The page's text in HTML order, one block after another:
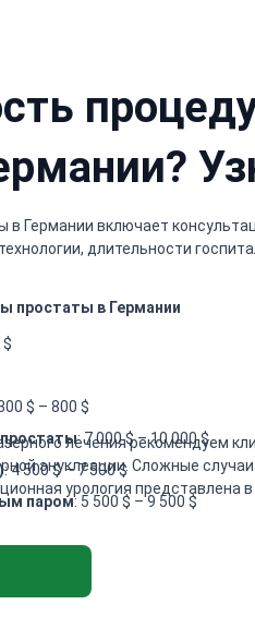
Германии включает
длительности
простаты в Германии
$
$ – 800 $
простаты: 7 000 $ – 10 000 $
: 4 500 $ – 7 500 $
паром: 5 500 $ – 9 500 $
da Vinci
(TUIP)
(TUMT)
лечения рекомендуем
энуклеации. Сложные
урология представлена